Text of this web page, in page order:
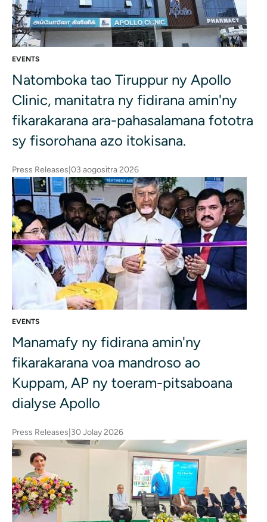
EVENTS
Natomboka tao Tiruppur ny Apollo
Clinic, manitatra ny fidirana amin'ny
fikarakarana ara-pahasalamana fototra
sy fisorohana azo itokisana.
Press Releases 03 aogositra 2026
EVENTS
Manamafy ny fidirana amin'ny
fikarakarana voa mandroso ao
Kuppam, AP ny toeram-pitsaboana
dialyse Apollo
Press Releases 30 Jolay 2026